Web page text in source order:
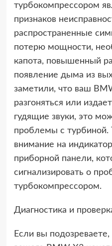
турбокомпрессором
признаков
распространенные
потерю мощности,
капота, повышенный
появление дыма из
заметили, что ваш
разгоняться или
гудящие звуки, это
проблемы с турбиной.
внимание на
приборной панели,
сигнализировать о
турбокомпрессором.
Диагностика и
Если вы